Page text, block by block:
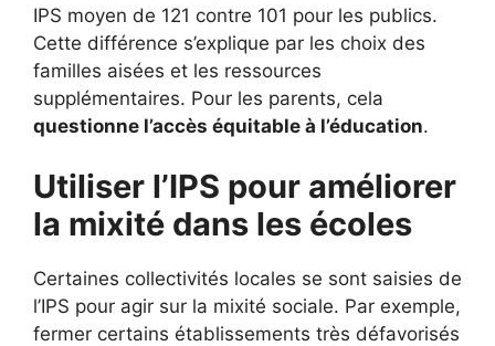
IPS moyen de 121 contre 101 pour les publics.
Cette différence s’explique par les choix des
familles aisées et les ressources
supplémentaires. Pour les parents, cela
questionne l’accès équitable à l’éducation.
Utiliser l’IPS pour améliorer
la mixité dans les écoles
Certaines collectivités locales se sont saisies de
l’IPS pour agir sur la mixité sociale. Par exemple,
fermer certains établissements très défavorisés